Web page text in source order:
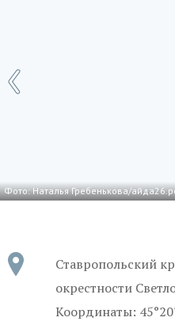
Фото: Наталья Гребенькова/
Ставропольский
окрестности
Координаты: